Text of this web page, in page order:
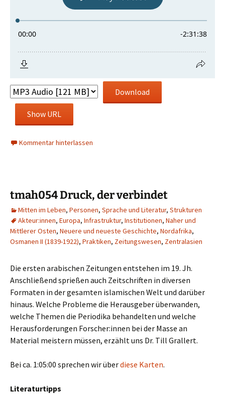
Download
Show URL
Kommentar hinterlassen
tmah054 Druck, der verbindet
Mitten im Leben, Personen, Sprache und Literatur, Strukturen
Akteur:innen, Europa, Infrastruktur, Institutionen, Naher und
Mittlerer Osten, Neuere und neueste Geschichte, Nordafrika,
Osmanen II (1839-1922), Praktiken, Zeitungswesen, Zentralasien
Die ersten arabischen Zeitungen entstehen im 19. Jh.
Anschließend sprießen auch Zeitschriften in diversen
Formaten in der gesamten islamischen Welt und darüber
hinaus. Welche Probleme die Herausgeber überwanden,
welche Themen die Periodika behandelten und welche
Herausforderungen Forscher:innen bei der Masse an
Material meistern müssen, erzählt uns Dr. Till Grallert.
Bei ca. 1:05:00 sprechen wir überdiese Karten.
Literaturtipps